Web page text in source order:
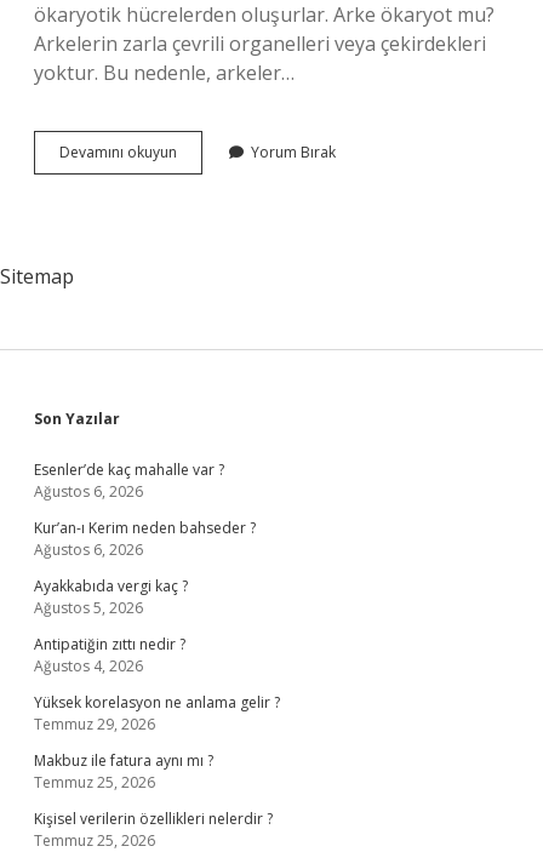
ökaryotik hücrelerden oluşurlar. Arke ökaryot mu?
Arkelerin zarla çevrili organelleri veya çekirdekleri
yoktur. Bu nedenle, arkeler…
Devamını okuyun Ökaryot
Tek
Yorum Bırak
Sitemap
Sidebar
Son Yazılar
Esenler’de kaç mahalle var ?
Ağustos 6, 2026
Kur’an-ı Kerim neden bahseder ?
Ağustos 6, 2026
Ayakkabıda vergi kaç ?
Ağustos 5, 2026
Antipatiğin zıttı nedir ?
Ağustos 4, 2026
Yüksek korelasyon ne anlama gelir ?
Temmuz 29, 2026
Makbuz ile fatura aynı mı ?
Temmuz 25, 2026
Kişisel verilerin özellikleri nelerdir ?
Temmuz 25, 2026